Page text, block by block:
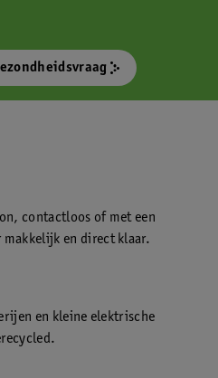
contactloos of met een
makkelijk en direct klaar.
en kleine elektrische